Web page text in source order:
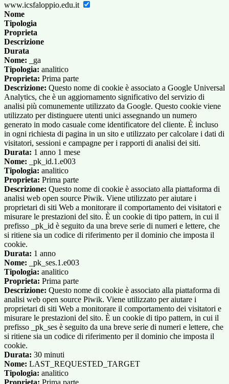
www.icsfaloppio.edu.it
Nome
Tipologia
Proprieta
Descrizione
Durata
Nome: _ga
Tipologia: analitico
Proprieta: Prima parte
Descrizione: Questo nome di cookie è associato a Google Universal
Analytics, che è un aggiornamento significativo del servizio di
analisi più comunemente utilizzato da Google. Questo cookie viene
utilizzato per distinguere utenti unici assegnando un numero
generato in modo casuale come identificatore del cliente. È incluso
in ogni richiesta di pagina in un sito e utilizzato per calcolare i dati di
visitatori, sessioni e campagne per i rapporti di analisi dei siti.
Durata: 1 anno 1 mese
Nome: _pk_id.1.e003
Tipologia: analitico
Proprieta: Prima parte
Descrizione: Questo nome di cookie è associato alla piattaforma di
analisi web open source Piwik. Viene utilizzato per aiutare i
proprietari di siti Web a monitorare il comportamento dei visitatori e
misurare le prestazioni del sito. È un cookie di tipo pattern, in cui il
prefisso _pk_id è seguito da una breve serie di numeri e lettere, che
si ritiene sia un codice di riferimento per il dominio che imposta il
cookie.
Durata: 1 anno
Nome: _pk_ses.1.e003
Tipologia: analitico
Proprieta: Prima parte
Descrizione: Questo nome di cookie è associato alla piattaforma di
analisi web open source Piwik. Viene utilizzato per aiutare i
proprietari di siti Web a monitorare il comportamento dei visitatori e
misurare le prestazioni del sito. È un cookie di tipo pattern, in cui il
prefisso _pk_ses è seguito da una breve serie di numeri e lettere, che
si ritiene sia un codice di riferimento per il dominio che imposta il
cookie.
Durata: 30 minuti
Nome: LAST_REQUESTED_TARGET
Tipologia: analitico